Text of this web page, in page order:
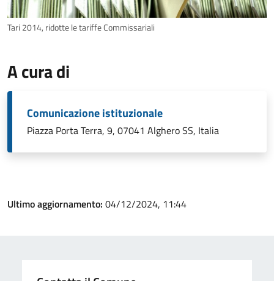
Tari 2014, ridotte le tariffe Commissariali
A cura di
Comunicazione istituzionale
Piazza Porta Terra, 9, 07041 Alghero SS, Italia
Ultimo aggiornamento: 04/12/2024, 11:44